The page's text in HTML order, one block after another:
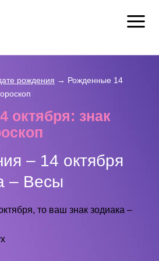
рождения → Рожденные 14
октября: знак
– 14 октября
– Весы
то ваш знак зодиака –